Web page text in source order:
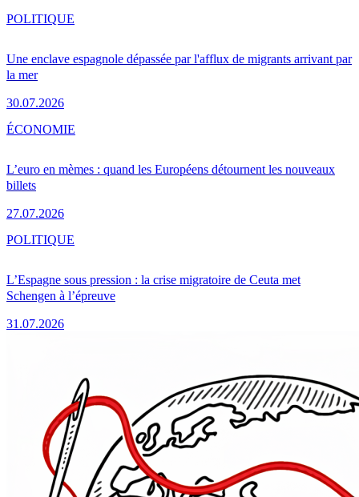
Une enclave espagnole dépassée par l'afflux de migrants arrivant par
la mer
30.07.2026
POLITIQUE
L’euro en mèmes : quand les Européens détournent les nouveaux
billets
27.07.2026
ÉCONOMIE
L’Espagne sous pression : la crise migratoire de Ceuta met
Schengen à l’épreuve
31.07.2026
POLITIQUE